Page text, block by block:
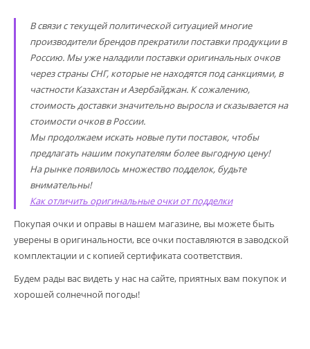
В связи с текущей политической ситуацией многие
производители брендов прекратили поставки продукции в
Россию. Мы уже наладили поставки оригинальных очков
через страны СНГ, которые не находятся под санкциями, в
частности Казахстан и Азербайджан. К сожалению,
стоимость доставки значительно выросла и сказывается на
стоимости очков в России.
Мы продолжаем искать новые пути поставок, чтобы
предлагать нашим покупателям более выгодную цену!
На рынке появилось множество подделок, будьте
внимательны!
Как отличить оригинальные очки от подделки
Покупая очки и оправы в нашем магазине, вы можете быть
уверены в оригинальности, все очки поставляются в заводской
комплектации и с копией сертификата соответствия.
Будем рады вас видеть у нас на сайте, приятных вам покупок и
хорошей солнечной погоды!